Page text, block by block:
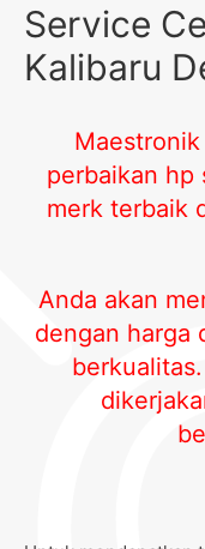
Service
Kalibaru
perbaikan hp
merk terbaik
Anda akan
dengan harga